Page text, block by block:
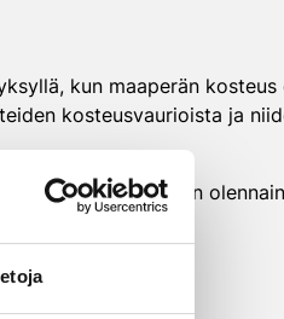
kun maaperän kosteus
kosteusvaurioista ja
selvittäminen on